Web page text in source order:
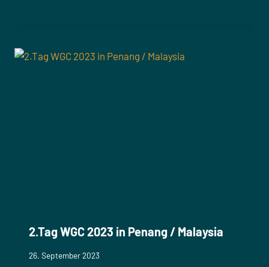
2.Tag WGC 2023 in Penang / Malaysia
26. September 2023